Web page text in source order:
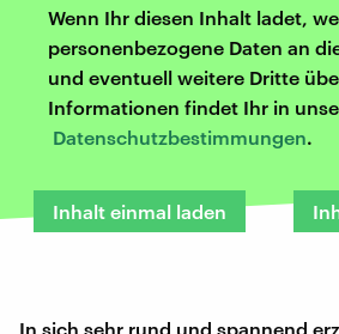
Wenn Ihr diesen Inhalt ladet,
personenbezogene Daten an
und eventuell weitere Dritte
Informationen findet Ihr in
Datenschutzbestimmungen.
Inhalt einmal laden
In sich sehr rund und spannend